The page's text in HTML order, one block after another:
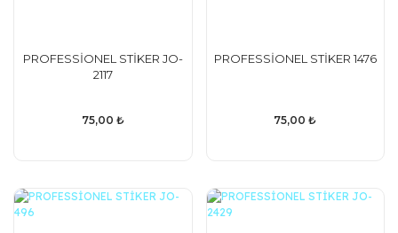
PROFESSİONEL STİKER JO-
2117
75,00 ₺
PROFESSİONEL STİKER 1476
75,00 ₺